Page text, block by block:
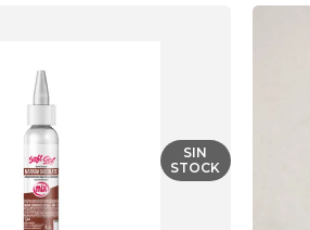
SIN
STOCK